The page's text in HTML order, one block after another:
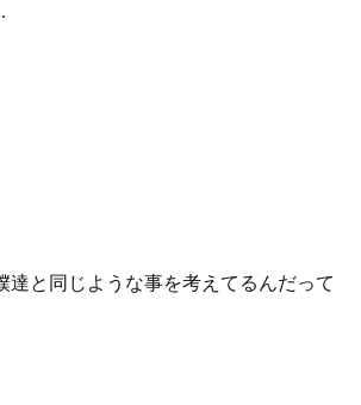
達と同じような事を考えてるんだって